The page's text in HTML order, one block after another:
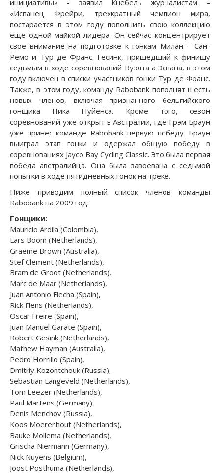
инициативы» - заявил Кнебель журналистам –
«Испанец Фрейри, трехкратный чемпион мира,
постарается в этом году пополнить свою коллекцию
еще одной майкой лидера. Он сейчас концентрирует
свое внимание на подготовке к гонкам Милан – Сан-
Ремо и Тур де Франс. Гесинк, пришедший к финишу
седьмым в ходе соревнований Вуэлта а Эспана, в этом
году включен в списки участников гонки Тур де Франс.
Также, в этом году, команду Rabobank пополнят шесть
новых членов, включая признанного бельгийского
гонщика Ника Нуйенса. Кроме того, сезон
соревнований уже открыт в Австралии, где Грэм Браун
уже принес команде Rabobank первую победу. Браун
выиграл этап гонки и одержал общую победу в
соревнованиях Jayco Bay Cycling Classic. Это была первая
победа австралийца. Она была завоевана с седьмой
попытки в ходе пятидневных гонок на треке.
Ниже приводим полный список членов команды
Rabobank на 2009 год:
Гонщики:
Mauricio Ardila (Colombia),
Lars Boom (Netherlands),
Graeme Brown (Australia),
Stef Clement (Netherlands),
Bram de Groot (Netherlands),
Marc de Maar (Netherlands),
Juan Antonio Flecha (Spain),
Rick Flens (Netherlands),
Oscar Freire (Spain),
Juan Manuel Garate (Spain),
Robert Gesink (Netherlands),
Mathew Hayman (Australia),
Pedro Horrillo (Spain),
Dmitriy Kozontchouk (Russia),
Sebastian Langeveld (Netherlands),
Tom Leezer (Netherlands),
Paul Martens (Germany),
Denis Menchov (Russia),
Koos Moerenhout (Netherlands),
Bauke Mollema (Netherlands),
Grischa Niermann (Germany),
Nick Nuyens (Belgium),
Joost Posthuma (Netherlands),